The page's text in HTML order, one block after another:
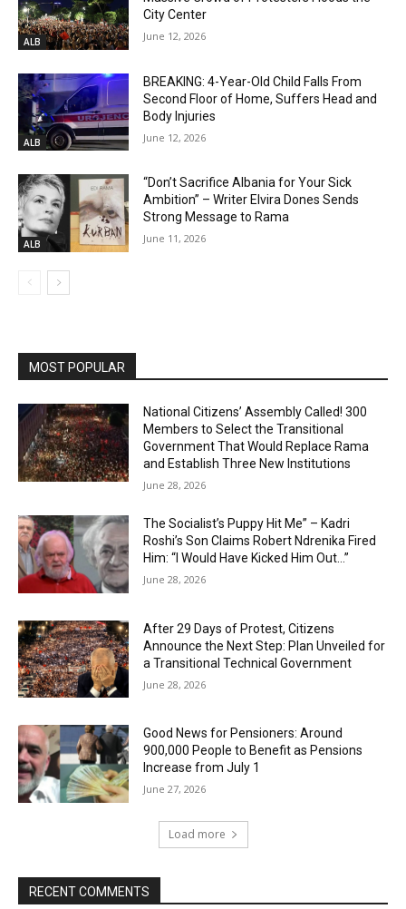
ALB
City Center
June 12, 2026
ALB
BREAKING: 4-Year-Old Child Falls From
Second Floor of Home, Suffers Head and
Body Injuries
June 12, 2026
ALB
“Don’t Sacrifice Albania for Your Sick
Ambition” – Writer Elvira Dones Sends
Strong Message to Rama
June 11, 2026
MOST POPULAR
National Citizens’ Assembly Called! 300
Members to Select the Transitional
Government That Would Replace Rama
and Establish Three New Institutions
June 28, 2026
The Socialist’s Puppy Hit Me” – Kadri
Roshi’s Son Claims Robert Ndrenika Fired
Him: “I Would Have Kicked Him Out…”
June 28, 2026
After 29 Days of Protest, Citizens
Announce the Next Step: Plan Unveiled for
a Transitional Technical Government
June 28, 2026
Good News for Pensioners: Around
900,000 People to Benefit as Pensions
Increase from July 1
June 27, 2026
Load more
RECENT COMMENTS